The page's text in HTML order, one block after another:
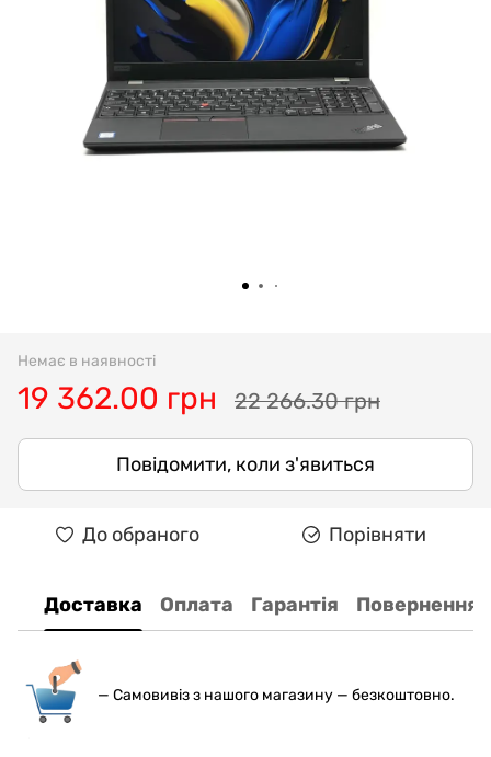
Немає в наявності
19 362.00 грн 22 266.30 грн
Повідомити, коли з'явиться
До обраного Порівняти
Доставка Оплата Гарантія Повернення
— Самовивіз з нашого магазину — безкоштовно.